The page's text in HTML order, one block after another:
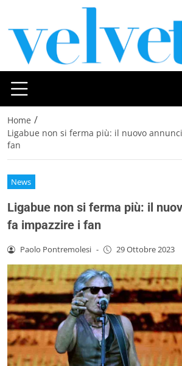
Home /
Ligabue non si ferma più: il nuovo
fan
News
Ligabue non si ferma più: il
fa impazzire i fan
Paolo Pontremolesi - 29 Ottobre 2023